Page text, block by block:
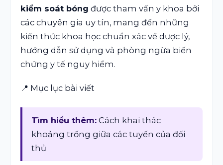
kiểm soát bóng được tham vấn y khoa bởi
các chuyên gia uy tín, mang đến những
kiến thức khoa học chuẩn xác về dược lý,
hướng dẫn sử dụng và phòng ngừa biến
chứng y tế nguy hiểm.
📍 Mục lục bài viết
Tìm hiểu thêm: Cách khai thác
khoảng trống giữa các tuyến của đối
thủ